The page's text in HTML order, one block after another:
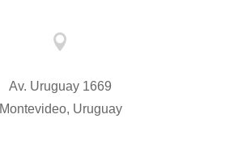

Av. Uruguay 1669
Montevideo, Uruguay